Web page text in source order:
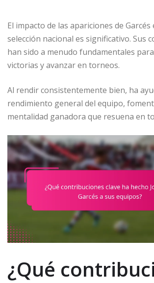
El impacto de las apariciones de Garcés
selección nacional es significativo. Sus
han sido a menudo fundamentales
victorias y avanzar en torneos.
Al rendir consistentemente bien, ha
rendimiento general del equipo,
mentalidad ganadora que resuena en
¿Qué